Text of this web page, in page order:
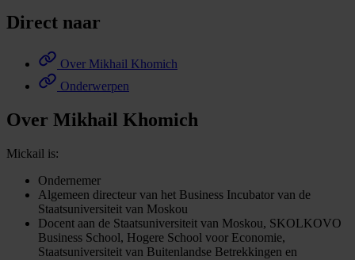
Direct naar
Over Mikhail Khomich
Onderwerpen
Over Mikhail Khomich
Mickail is:
Ondernemer
Algemeen directeur van het Business Incubator van de
Staatsuniversiteit van Moskou
Docent aan de Staatsuniversiteit van Moskou, SKOLKOVO
Business School, Hogere School voor Economie,
Staatsuniversiteit van Buitenlandse Betrekkingen en